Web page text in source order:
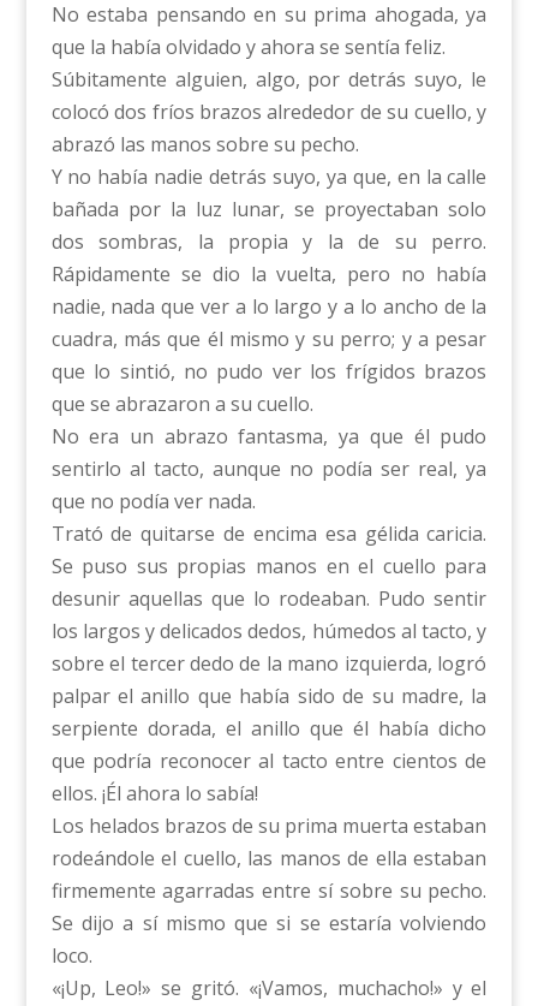
No estaba pensando en su prima ahogada, ya
que la había olvidado y ahora se sentía feliz.
Súbitamente alguien, algo, por detrás suyo, le
colocó dos fríos brazos alrededor de su cuello, y
abrazó las manos sobre su pecho.
Y no había nadie detrás suyo, ya que, en la calle
bañada por la luz lunar, se proyectaban solo
dos sombras, la propia y la de su perro.
Rápidamente se dio la vuelta, pero no había
nadie, nada que ver a lo largo y a lo ancho de la
cuadra, más que él mismo y su perro; y a pesar
que lo sintió, no pudo ver los frígidos brazos
que se abrazaron a su cuello.
No era un abrazo fantasma, ya que él pudo
sentirlo al tacto, aunque no podía ser real, ya
que no podía ver nada.
Trató de quitarse de encima esa gélida caricia.
Se puso sus propias manos en el cuello para
desunir aquellas que lo rodeaban. Pudo sentir
los largos y delicados dedos, húmedos al tacto, y
sobre el tercer dedo de la mano izquierda, logró
palpar el anillo que había sido de su madre, la
serpiente dorada, el anillo que él había dicho
que podría reconocer al tacto entre cientos de
ellos. ¡Él ahora lo sabía!
Los helados brazos de su prima muerta estaban
rodeándole el cuello, las manos de ella estaban
firmemente agarradas entre sí sobre su pecho.
Se dijo a sí mismo que si se estaría volviendo
loco.
«¡Up, Leo!» se gritó. «¡Vamos, muchacho!» y el